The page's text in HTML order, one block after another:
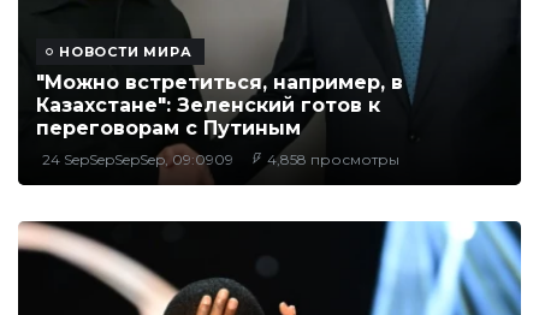
НОВОСТИ МИРА
"Можно встретиться, например, в
Казахстане": Зеленский готов к
переговорам с Путиным
24 SepSepSepSep, 09:0909 4,858 просмотры